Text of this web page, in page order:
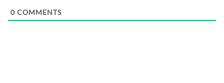
0 COMMENTS